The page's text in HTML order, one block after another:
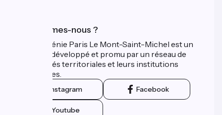
Qui sommes-nous ?
La Véloscénie Paris Le Mont-Saint-Michel est un
itinéraire développé et promu par un réseau de
collectivités territoriales et leurs institutions
touristiques.
Instagram Facebook
Youtube